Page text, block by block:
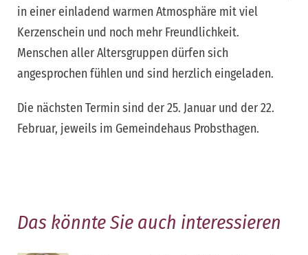
in einer einladend warmen Atmosphäre mit viel
Kerzenschein und noch mehr Freundlichkeit.
Menschen aller Altersgruppen dürfen sich
angesprochen fühlen und sind herzlich eingeladen.
Die nächsten Termin sind der 25. Januar und der 22.
Februar, jeweils im Gemeindehaus Probsthagen.
Das könnte Sie auch interessieren